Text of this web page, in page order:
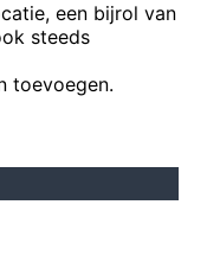
een bijrol van
steeds
toevoegen.